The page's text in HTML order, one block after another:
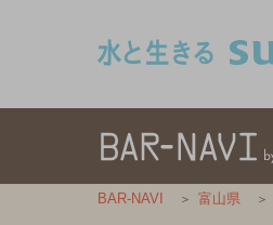
BAR-NAVI 富山県